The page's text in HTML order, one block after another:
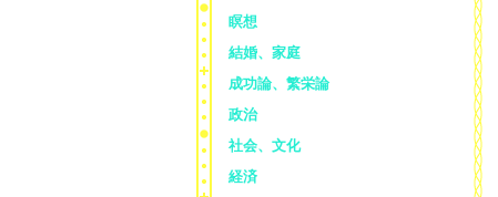
瞑想
結婚、家庭
成功論、繁栄論
政治
社会、文化
経済